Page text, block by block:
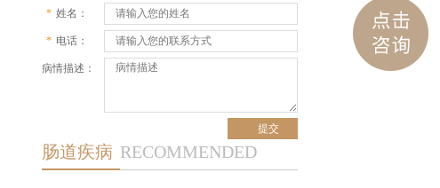
* 姓名：
* 电话：
病情描述：
肠道疾病 RECOMMENDED